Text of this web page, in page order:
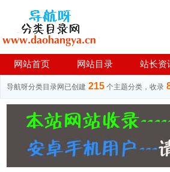
网站首页 网站目录 站长资
导航呀分类目录网已创建 215 个主题分类，收录